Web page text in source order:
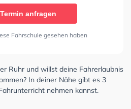
anfragen
Fahrschule gesehen haben
Ruhr und willst deine Fahrerlaubnis
In deiner Nähe gibt es 3
nehmen kannst.